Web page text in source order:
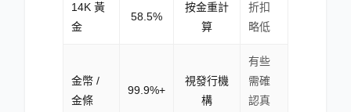
14K 黃
金
58.5%
按金重計
算
折扣
略低
金幣 /
金條
99.9%+
視發行機
構
有些
需確
認真